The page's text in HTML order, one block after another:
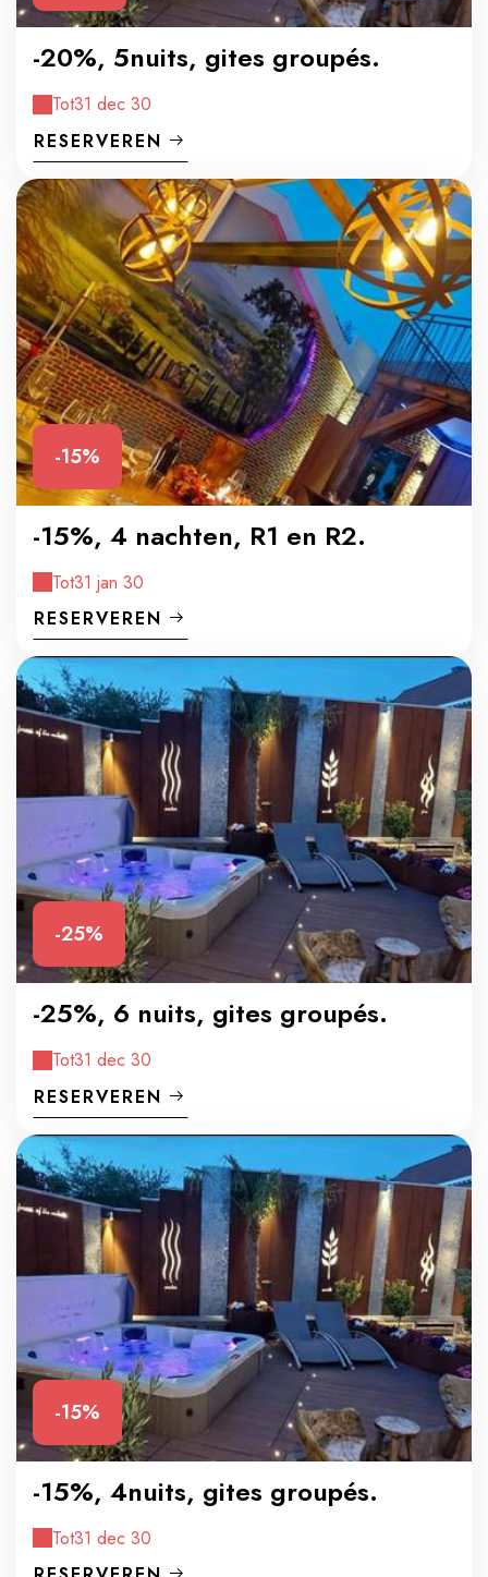
-20%, 5nuits, gites groupés.
Tot31 dec 30
RESERVEREN
-15%
-15%, 4 nachten, R1 en R2.
Tot31 jan 30
RESERVEREN
-25%
-25%, 6 nuits, gites groupés.
Tot31 dec 30
RESERVEREN
-15%
-15%, 4nuits, gites groupés.
Tot31 dec 30